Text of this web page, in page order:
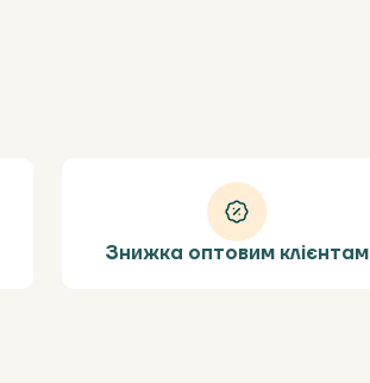
Знижка оптовим клієнтам